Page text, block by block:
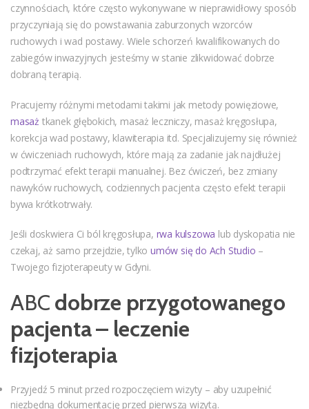
czynnościach, które często wykonywane w nieprawidłowy sposób
przyczyniają się do powstawania zaburzonych wzorców
ruchowych i wad postawy. Wiele schorzeń kwalifikowanych do
zabiegów inwazyjnych jesteśmy w stanie zlikwidować dobrze
dobraną terapią.
Pracujemy różnymi metodami takimi jak metody powięziowe,
masaż tkanek głębokich, masaż leczniczy, masaż kręgosłupa,
korekcja wad postawy, klawiterapia itd. Specjalizujemy się również
w ćwiczeniach ruchowych, które mają za zadanie jak najdłużej
podtrzymać efekt terapii manualnej. Bez ćwiczeń, bez zmiany
nawyków ruchowych, codziennych pacjenta często efekt terapii
bywa krótkotrwały.
Jeśli doskwiera Ci ból kręgosłupa, rwa kulszowa lub dyskopatia nie
czekaj, aż samo przejdzie, tylkoumów się do Ach Studio –
Twojego fizjoterapeuty w Gdyni.
ABC dobrze przygotowanego
pacjenta – leczenie
fizjoterapia
Przyjedź 5 minut przed rozpoczęciem wizyty – aby uzupełnić
niezbędną dokumentację przed pierwszą wizytą.